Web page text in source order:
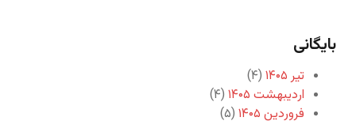
بایگانی
تیر ۱۴۰۵
(۴)
اردیبهشت ۱۴۰۵
(۴)
فروردین ۱۴۰۵
(۵)